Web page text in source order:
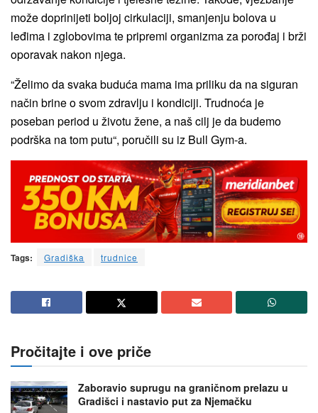
može doprinijeti boljoj cirkulaciji, smanjenju bolova u
leđima i zglobovima te pripremi organizma za porođaj i brži
oporavak nakon njega.
“Želimo da svaka buduća mama ima priliku da na siguran
način brine o svom zdravlju i kondiciji. Trudnoća je
poseban period u životu žene, a naš cilj je da budemo
podrška na tom putu“, poručili su iz Bull Gym-a.
Tags: Gradiška trudnice
Pročitajte i ove priče
Zaboravio suprugu na graničnom prelazu u
Gradišci i nastavio put za Njemačku